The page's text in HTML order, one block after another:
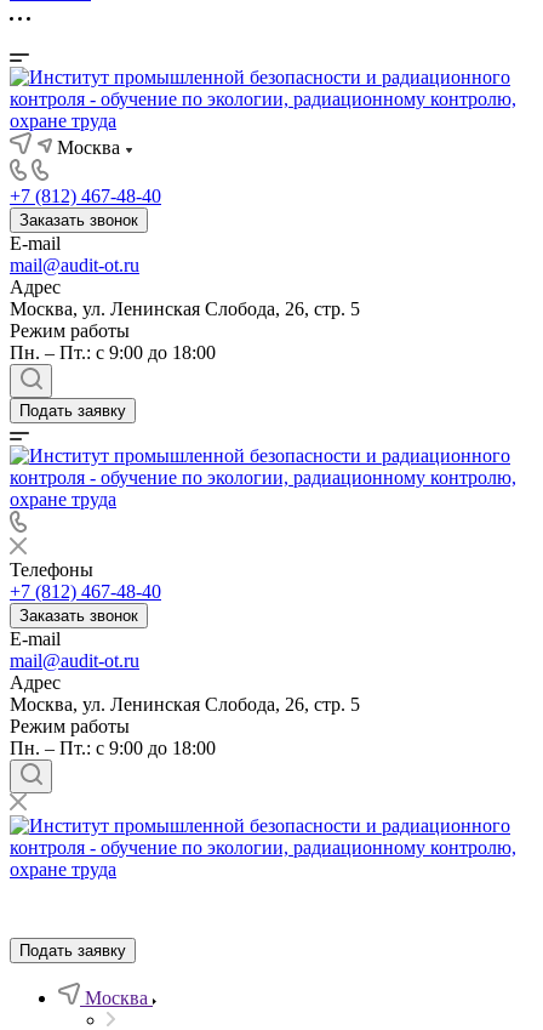
Москва
+7 (812) 467-48-40
Заказать звонок
E-mail
mail@audit-ot.ru
Адрес
Москва, ул. Ленинская Слобода, 26, стр. 5
Режим работы
Пн. – Пт.: с 9:00 до 18:00
Подать заявку
Телефоны
+7 (812) 467-48-40
Заказать звонок
E-mail
mail@audit-ot.ru
Адрес
Москва, ул. Ленинская Слобода, 26, стр. 5
Режим работы
Пн. – Пт.: с 9:00 до 18:00
Подать заявку
Москва